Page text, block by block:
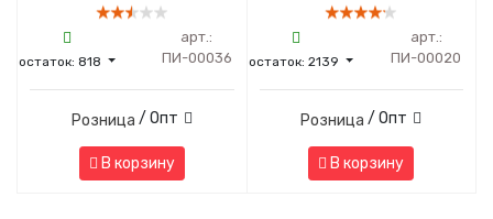
остаток: 818
арт.:
ПИ-00036
Розница / Опт
В корзину
остаток: 2139
арт.:
ПИ-00020
Розница / Опт
В корзину